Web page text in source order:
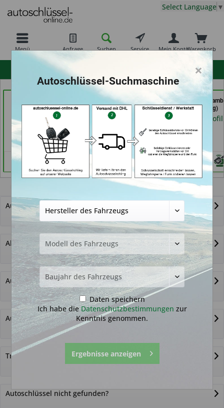
Menü Anfrage Suchen Service Warenkorb
Mein Konto
Select Language ▼
Frankfurt (in Frankfurt
am Main)
Händlerprofil
Freiburger
Schlüsseldienst GmbH
(in Freiburg)
Autoschlüssel
(in Hamburg)
Händlerprofil
Autoschlüssel mit Funk
Alternativ-Funkautoschlüssel
Autoschlüssel ohne Funk
Autoschlüsselgehäuse und Zubehör
Transponder
Autoschlüssel nicht gefunden?
×
Autoschlüssel-Suchmaschine
Daten speichern
Ich habe dieDatenschutzbestimmungen zur
Kenntnis genommen.
Ergebnisse anzeigen